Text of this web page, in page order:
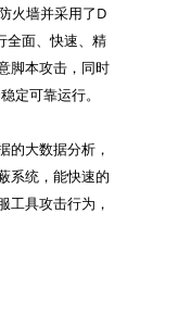
火墙并采用了D
全面、快速、精
脚本攻击，同时
定可靠运行。
大数据分析，
系统，能快速的
工具攻击行为，